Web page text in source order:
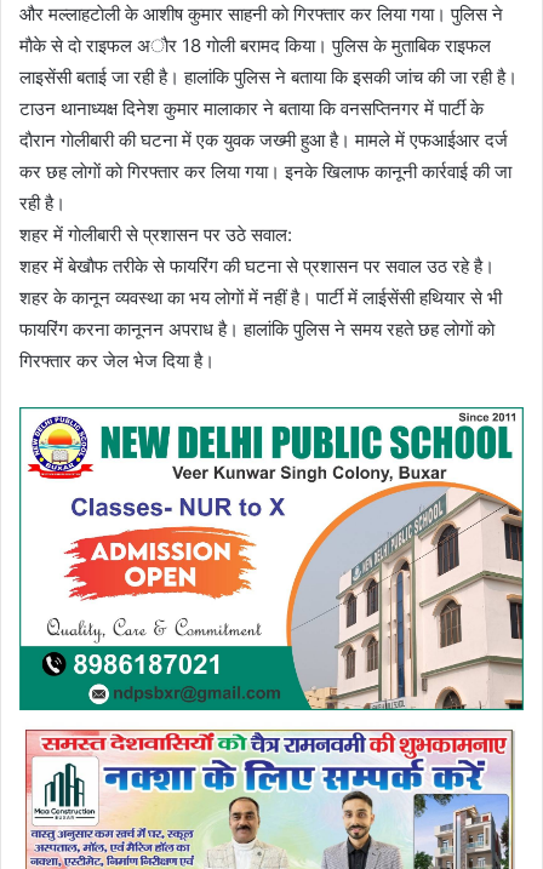
और मल्लाहटाेली के आशीष कुमार साहनी काे गिरफ्तार कर लिया गया। पुलिस ने
माैके से दाे राइफल अाैर 18 गाेली बरामद किया। पुलिस के मुताबिक राइफल
लाइसेंसी बताई जा रही है। हालांकि पुलिस ने बताया कि इसकी जांच की जा रही है।
टाउन थानाध्यक्ष दिनेश कुमार मालाकार ने बताया कि वनसप्तिनगर में पार्टी के
दाैरान गाेलीबारी की घटना में एक युवक जख्मी हुआ है। मामले में एफआईआर दर्ज
कर छह लाेगाें काे गिरफ्तार कर लिया गया। इनके खिलाफ कानूनी कार्रवाई की जा
रही है।
शहर में गाेलीबारी से प्रशासन पर उठे सवाल:
शहर में बेखाैफ तरीके से फायरिंग की घटना से प्रशासन पर सवाल उठ रहे है।
शहर के कानून व्यवस्था का भय लाेगाें में नहीं है। पार्टी में लाईसेंसी हथियार से भी
फायरिंग करना कानूनन अपराध है। हालांकि पुलिस ने समय रहते छह लाेगाें काे
गिरफ्तार कर जेल भेज दिया है।